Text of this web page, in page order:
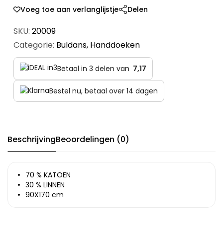
Voeg toe aan verlanglijstje Delen
SKU: 20009
Categorie: Buldans, Handdoeken
Betaal in 3 delen van 7,17
Bestel nu, betaal over 14 dagen
BeschrijvingBeoordelingen (0)
70 % KATOEN
30 % LINNEN
90X170 cm